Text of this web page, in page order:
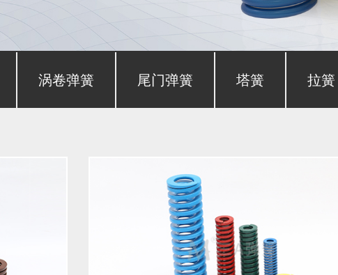
涡卷弹簧 尾门弹簧 塔簧 拉簧